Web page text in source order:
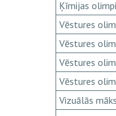
Ķīmijas
Vēstures
Vēstures
Vēstures
Vēstures
Vizuālās